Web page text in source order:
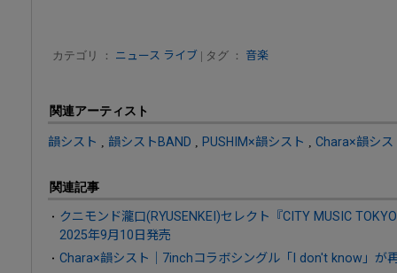
カテゴリ ： ニュース ライブ | タグ ： 音楽
関連アーティスト
韻シスト 韻シストBAND PUSHIM×韻シスト Chara×韻シス
関連記事
クニモンド瀧口(RYUSENKEI)セレクト『CITY MUSIC
2025年9月10日発売
Chara×韻シスト｜7inchコラボシングル「I don't know」が